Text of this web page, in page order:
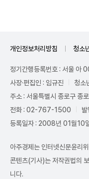
개인정보처리방침 청소
정기간행등록번호 : 서울 아
사장·편집인 : 임규진
청소
주소 : 서울특별시 종로구
전화 : 02-767-1500
등록일자 : 2008년 01월10
아주경제는 인터넷신문윤리
콘텐츠(기사)는 저작권법의
니다.